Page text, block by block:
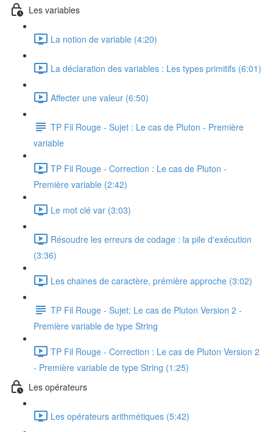
Les variables
La notion de variable (4:20)
La déclaration des variables : Les types primitifs (6:01)
Affecter une valeur (6:50)
TP Fil Rouge - Sujet : Le cas de Pluton - Première
variable
TP Fil Rouge - Correction : Le cas de Pluton -
Première variable (2:42)
Le mot clé var (3:03)
Résoudre les erreurs de codage : la pile d'exécution
(3:36)
Les chaines de caractère, prémière approche (3:02)
TP Fil Rouge - Sujet: Le cas de Pluton Version 2 -
Première variable de type String
TP Fil Rouge - Correction : Le cas de Pluton Version 2
- Première variable de type String (1:25)
Les opérateurs
Les opérateurs arithmétiques (5:42)